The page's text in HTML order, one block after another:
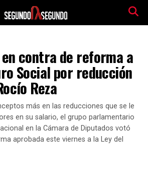
contra de reforma a
Social por reducción
Reza
más en las reducciones que se le
en su salario, el grupo parlamentario
en la Cámara de Diputados votó
aprobada este viernes a la Ley del